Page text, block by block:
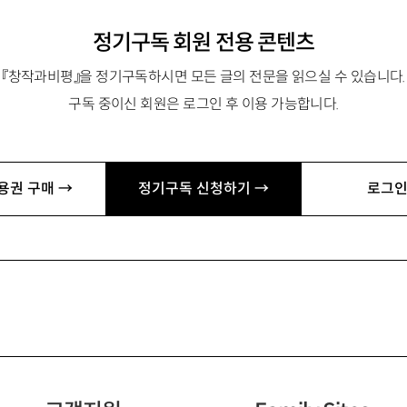
정기구독 회원 전용 콘텐츠
『창작과비평』을 정기구독하시면 모든 글의 전문을 읽으실 수 있습니다.
구독 중이신 회원은 로그인 후 이용 가능합니다.
권 구매 → 정기구독 신청하기 → 로그